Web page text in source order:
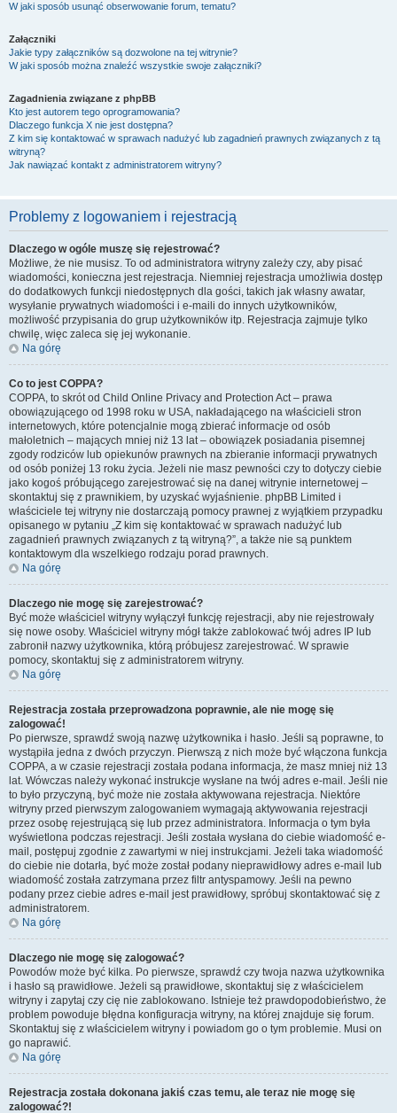
W jaki sposób usunąć obserwowanie forum, tematu?
Załączniki
Jakie typy załączników są dozwolone na tej witrynie?
W jaki sposób można znaleźć wszystkie swoje załączniki?
Zagadnienia związane z phpBB
Kto jest autorem tego oprogramowania?
Dlaczego funkcja X nie jest dostępna?
Z kim się kontaktować w sprawach nadużyć lub zagadnień prawnych związanych z tą
witryną?
Jak nawiązać kontakt z administratorem witryny?
Problemy z logowaniem i rejestracją
Dlaczego w ogóle muszę się rejestrować?
Możliwe, że nie musisz. To od administratora witryny zależy czy, aby pisać
wiadomości, konieczna jest rejestracja. Niemniej rejestracja umożliwia dostęp
do dodatkowych funkcji niedostępnych dla gości, takich jak własny awatar,
wysyłanie prywatnych wiadomości i e-maili do innych użytkowników,
możliwość przypisania do grup użytkowników itp. Rejestracja zajmuje tylko
chwilę, więc zaleca się jej wykonanie.
Na górę
Co to jest COPPA?
COPPA, to skrót od Child Online Privacy and Protection Act – prawa
obowiązującego od 1998 roku w USA, nakładającego na właścicieli stron
internetowych, które potencjalnie mogą zbierać informacje od osób
małoletnich – mających mniej niż 13 lat – obowiązek posiadania pisemnej
zgody rodziców lub opiekunów prawnych na zbieranie informacji prywatnych
od osób poniżej 13 roku życia. Jeżeli nie masz pewności czy to dotyczy ciebie
jako kogoś próbującego zarejestrować się na danej witrynie internetowej –
skontaktuj się z prawnikiem, by uzyskać wyjaśnienie. phpBB Limited i
właściciele tej witryny nie dostarczają pomocy prawnej z wyjątkiem przypadku
opisanego w pytaniu „Z kim się kontaktować w sprawach nadużyć lub
zagadnień prawnych związanych z tą witryną?”, a także nie są punktem
kontaktowym dla wszelkiego rodzaju porad prawnych.
Na górę
Dlaczego nie mogę się zarejestrować?
Być może właściciel witryny wyłączył funkcję rejestracji, aby nie rejestrowały
się nowe osoby. Właściciel witryny mógł także zablokować twój adres IP lub
zabronił nazwy użytkownika, którą próbujesz zarejestrować. W sprawie
pomocy, skontaktuj się z administratorem witryny.
Na górę
Rejestracja została przeprowadzona poprawnie, ale nie mogę się
zalogować!
Po pierwsze, sprawdź swoją nazwę użytkownika i hasło. Jeśli są poprawne, to
wystąpiła jedna z dwóch przyczyn. Pierwszą z nich może być włączona funkcja
COPPA, a w czasie rejestracji została podana informacja, że masz mniej niż 13
lat. Wówczas należy wykonać instrukcje wysłane na twój adres e-mail. Jeśli nie
to było przyczyną, być może nie została aktywowana rejestracja. Niektóre
witryny przed pierwszym zalogowaniem wymagają aktywowania rejestracji
przez osobę rejestrującą się lub przez administratora. Informacja o tym była
wyświetlona podczas rejestracji. Jeśli została wysłana do ciebie wiadomość e-
mail, postępuj zgodnie z zawartymi w niej instrukcjami. Jeżeli taka wiadomość
do ciebie nie dotarła, być może został podany nieprawidłowy adres e-mail lub
wiadomość została zatrzymana przez filtr antyspamowy. Jeśli na pewno
podany przez ciebie adres e-mail jest prawidłowy, spróbuj skontaktować się z
administratorem.
Na górę
Dlaczego nie mogę się zalogować?
Powodów może być kilka. Po pierwsze, sprawdź czy twoja nazwa użytkownika
i hasło są prawidłowe. Jeżeli są prawidłowe, skontaktuj się z właścicielem
witryny i zapytaj czy cię nie zablokowano. Istnieje też prawdopodobieństwo, że
problem powoduje błędna konfiguracja witryny, na której znajduje się forum.
Skontaktuj się z właścicielem witryny i powiadom go o tym problemie. Musi on
go naprawić.
Na górę
Rejestracja została dokonana jakiś czas temu, ale teraz nie mogę się
zalogować?!